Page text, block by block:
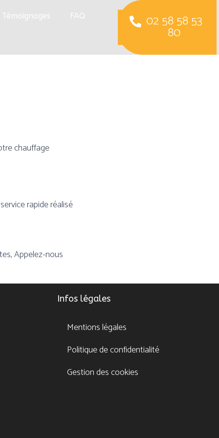
Témoignages FAQ 02 58 58 53
80
chauffage
rapide réalisé
Appelez-nous
Infos légales
Mentions légales
Politique de confidentialité
Gestion des cookies